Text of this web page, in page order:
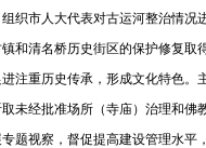
织市人大代表对古运河整治情
和清名桥历史街区的保护修复
注重历史传承，形成文化特色
未经批准场所（寺庙）治理和
题视察，督促提高建设管理水平